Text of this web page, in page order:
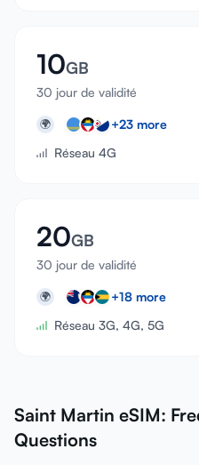
10GB
30 jour de validité
🌍 +23 more
Réseau 4G
20GB
30 jour de validité
🌍 +18 more
Réseau 3G, 4G, 5G
Saint Martin eSIM:
Questions